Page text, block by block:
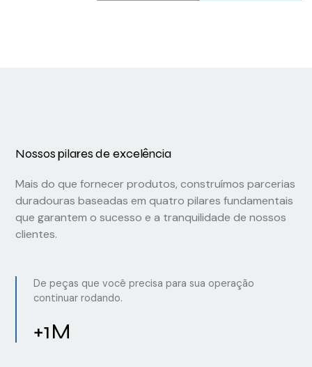
Nossos pilares de excelência
Mais do que fornecer produtos, construímos parcerias
duradouras baseadas em quatro pilares fundamentais
que garantem o sucesso e a tranquilidade de nossos
clientes.
De peças que você precisa para sua operação
continuar rodando.
+1M